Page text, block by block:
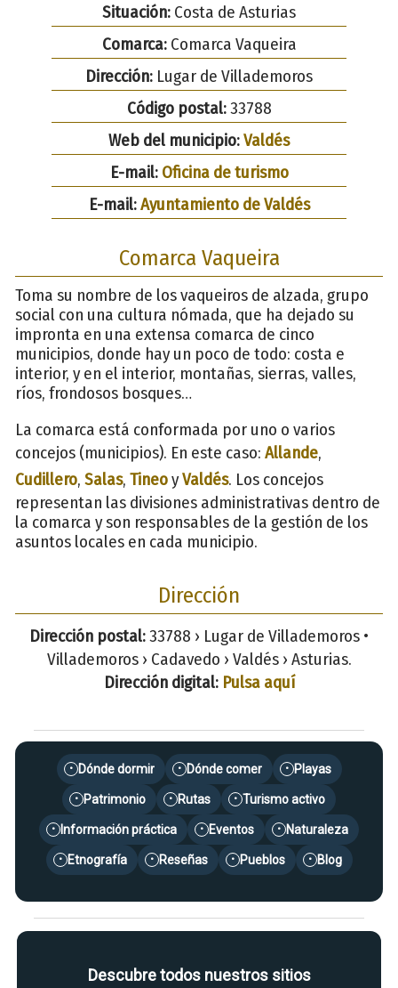
Situación: Costa de Asturias
Comarca:Comarca Vaqueira
Dirección: Lugar de Villademoros
Código postal:33788
Web del municipio:Valdés
E-mail: Oficina de turismo
E-mail:Ayuntamiento de Valdés
Comarca Vaqueira
Toma su nombre de los vaqueiros de alzada, grupo
social con una cultura nómada, que ha dejado su
impronta en una extensa comarca de cinco
municipios, donde hay un poco de todo: costa e
interior, y en el interior, montañas, sierras, valles,
ríos, frondosos bosques…
La comarca está conformada por uno o varios
concejos (municipios). En este caso: Allande,
Cudillero, Salas, TineoyValdés. Los concejos
representan las divisiones administrativas dentro de
la comarca y son responsables de la gestión de los
asuntos locales en cada municipio.
Dirección
Dirección postal:33788 › Lugar de Villademoros •
Villademoros › Cadavedo › Valdés › Asturias.
Dirección digital: Pulsa aquí
• Dónde dormir • Dónde comer • Playas
• Patrimonio • Rutas • Turismo activo
• Información práctica • Eventos • Naturaleza
• Etnografía • Reseñas • Pueblos • Blog
Descubre todos nuestros sitios